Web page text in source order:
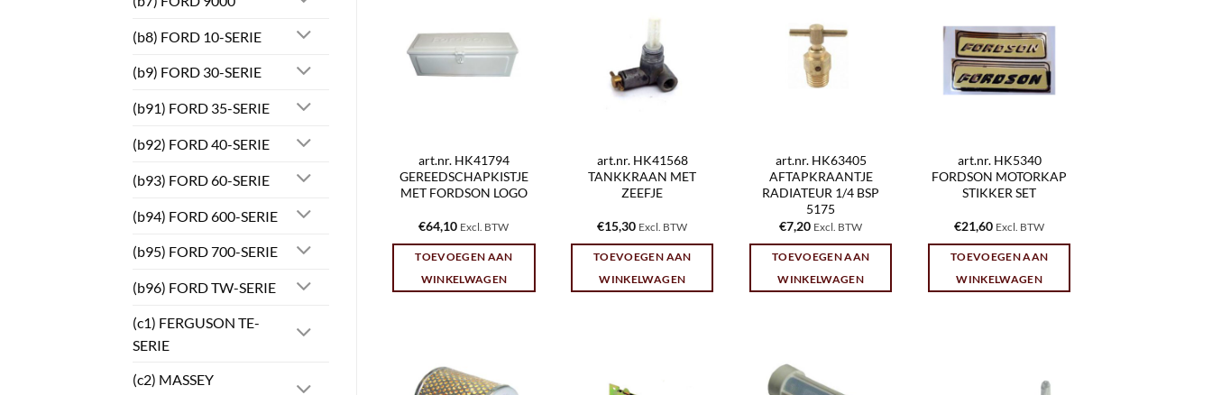
(b8) FORD 10-SERIE
(b9) FORD 30-SERIE
(b91) FORD 35-SERIE
(b92) FORD 40-SERIE
(b93) FORD 60-SERIE
(b94) FORD 600-SERIE
(b95) FORD 700-SERIE
(b96) FORD TW-SERIE
(c1) FERGUSON TE-
SERIE
(c2) MASSEY
art.nr. HK41794
GEREEDSCHAPKISTJE
MET FORDSON LOGO
€64,10 Excl. BTW
TOEVOEGEN AAN
WINKELWAGEN
art.nr. HK41568
TANKKRAAN MET
ZEEFJE
€15,30 Excl. BTW
TOEVOEGEN AAN
WINKELWAGEN
art.nr. HK63405
AFTAPKRAANTJE
RADIATEUR 1/4 BSP
5175
€7,20 Excl. BTW
TOEVOEGEN AAN
WINKELWAGEN
art.nr. HK5340
FORDSON MOTORKAP
STIKKER SET
€21,60 Excl. BTW
TOEVOEGEN AAN
WINKELWAGEN